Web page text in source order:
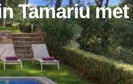
Tamariu met